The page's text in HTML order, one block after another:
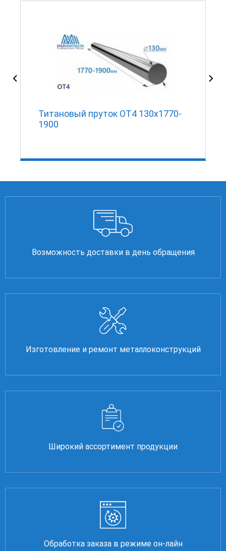
Титановый пруток ОТ4 130х1770-
1900
Возможность доставки в день обращения
Изготовление и ремонт металлоконструкций
Широкий ассортимент продукции
Обработка заказа в режиме он-лайн